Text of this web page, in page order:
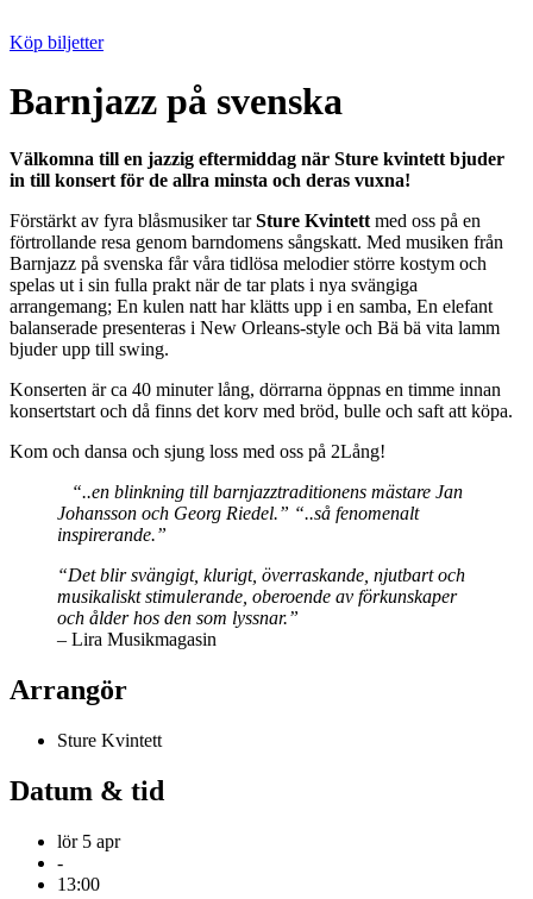
Köp biljetter
Barnjazz på svenska
Välkomna till en jazzig eftermiddag när Sture kvintett bjuder
in till konsert för de allra minsta och deras vuxna!
Förstärkt av fyra blåsmusiker tarSture Kvintett med oss på en
förtrollande resa genom barndomens sångskatt. Med musiken från
Barnjazz på svenska får våra tidlösa melodier större kostym och
spelas ut i sin fulla prakt när de tar plats i nya svängiga
arrangemang; En kulen natt har klätts upp i en samba, En elefant
balanserade presenteras i New Orleans-style och Bä bä vita lamm
bjuder upp till swing.
Konserten är ca 40 minuter lång, dörrarna öppnas en timme innan
konsertstart och då finns det korv med bröd, bulle och saft att köpa.
Kom och dansa och sjung loss med oss på 2Lång!
“..en blinkning till barnjazztraditionens mästare Jan
Johansson och Georg Riedel.” “..så fenomenalt
inspirerande.”
“Det blir svängigt, klurigt, överraskande, njutbart och
musikaliskt stimulerande, oberoende av förkunskaper
och ålder hos den som lyssnar.”
– Lira Musikmagasin
Arrangör
Sture Kvintett
Datum & tid
lör 5 apr
-
13:00